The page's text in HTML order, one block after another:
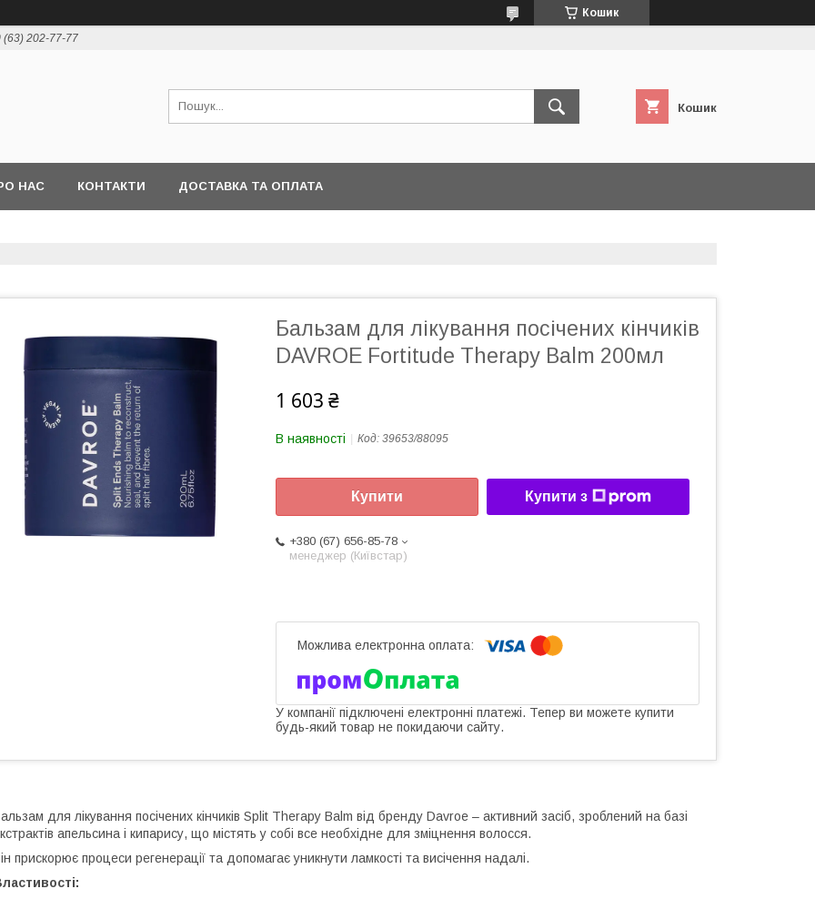
Кошик
(63) 202-77-77
Кошик
НАС КОНТАКТИ ДОСТАВКА ТА ОПЛАТА
Бальзам для лікування посічених кінчиків
DAVROE Fortitude Therapy Balm 200мл
1 603 ₴
В наявності Код: 39653/88095
Купити Купити з
+380 (67) 656-85-78
менеджер (Київстар)
У компанії підключені електронні платежі. Тепер ви можете купити
будь-який товар не покидаючи сайту.
для лікування посічених кінчиків Split Therapy Balm від бренду Davroe – активний засіб, зроблений на базі
апельсина і кипарису, що містять у собі все необхідне для зміцнення волосся.
прискорює процеси регенерації та допомагає уникнути ламкості та висічення надалі.